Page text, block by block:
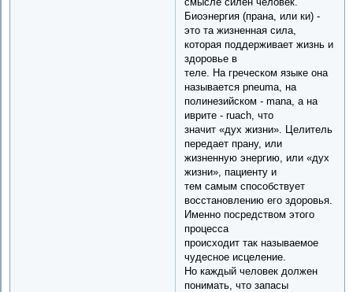
Биоэнергия (прана, или ки) -
это та жизненная сила,
которая поддерживает жизнь и
здоровье в
теле. На греческом языке она
называется pneuma, на
полинезийском - mana, а на
иврите - ruach, что
значит «дух жизни». Целитель
передает прану, или
жизненную энергию, или «дух
жизни», пациенту и
тем самым способствует
восстановлению его здоровья.
Именно посредством этого
процесса
происходит так называемое
чудесное исцеление.
Но каждый человек должен
понимать, что запасы